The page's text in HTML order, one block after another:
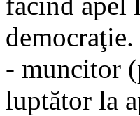
democraţie.
- muncitor
luptător la